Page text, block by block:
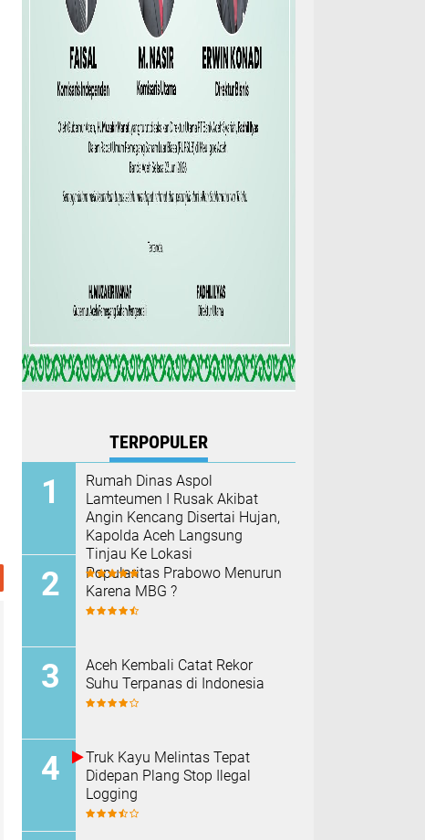
TERPOPULER
Rumah Dinas Aspol
Lamteumen I Rusak Akibat
Angin Kencang Disertai Hujan,
Kapolda Aceh Langsung
Tinjau Ke Lokasi
Popularitas Prabowo Menurun
Karena MBG ?
Aceh Kembali Catat Rekor
Suhu Terpanas di Indonesia
Truk Kayu Melintas Tepat
Didepan Plang Stop Ilegal
Logging